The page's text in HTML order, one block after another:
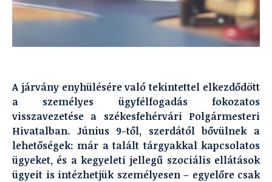
A járvány enyhülésére való tekintettel elkezdődött
a személyes ügyfélfogadás fokozatos
visszavezetése a székesfehérvári Polgármesteri
Hivatalban. Június 9-től, szerdától bővülnek a
lehetőségek: már a talált tárgyakkal kapcsolatos
ügyeket, és a kegyeleti jellegű szociális ellátások
ügyeit is intézhetjük személyesen – egyelőre csak